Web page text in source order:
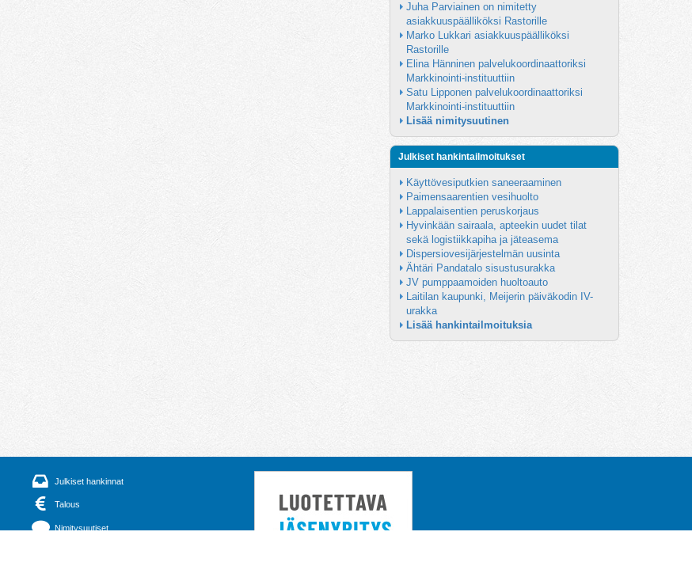
Juha Parviainen on nimitetty
asiakkuuspäälliköksi Rastorille
Marko Lukkari asiakkuuspäälliköksi
Rastorille
Elina Hänninen palvelukoordinaattoriksi
Markkinointi-instituuttiin
Satu Lipponen palvelukoordinaattoriksi
Markkinointi-instituuttiin
Lisää nimitysuutinen
Julkiset hankintailmoitukset
Käyttövesiputkien saneeraaminen
Paimensaarentien vesihuolto
Lappalaisentien peruskorjaus
Hyvinkään sairaala, apteekin uudet tilat
sekä logistiikkapiha ja jäteasema
Dispersiovesijärjestelmän uusinta
Ähtäri Pandatalo sisustusurakka
JV pumppaamoiden huoltoauto
Laitilan kaupunki, Meijerin päiväkodin IV-
urakka
Lisää hankintailmoituksia
Julkiset hankinnat
Talous
Nimitysuutiset